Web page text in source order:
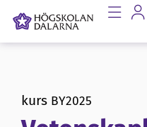
kurs BY2025